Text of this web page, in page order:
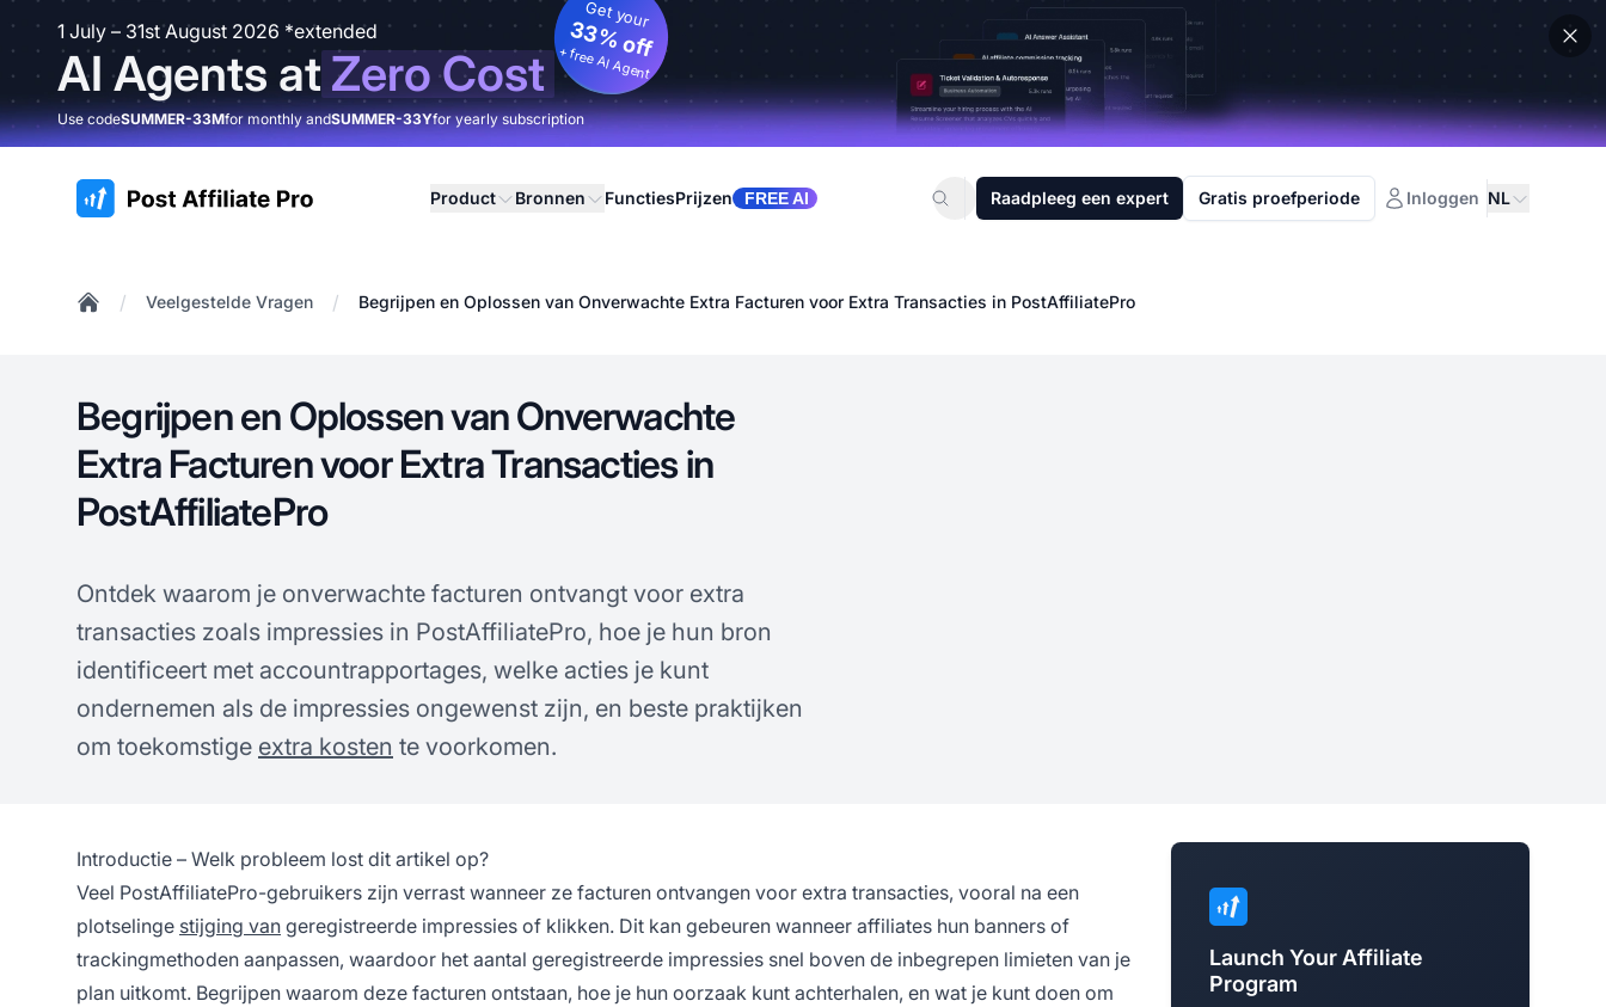
1 July – 31st August 2026 *extended
AI Agents atZero Cost
Get your
33% off
+ free AI Agent
Use codeSUMMER-33Mfor monthly andSUMMER-33Yfor yearly subscription
:site.title Product Bronnen FunctiesPrijzen FREE AI Raadpleeg een expert Gratis proefperiode Inloggen NL
/ Veelgestelde Vragen / Begrijpen en Oplossen van Onverwachte Extra Facturen voor Extra Transacties in PostAffiliatePro
Begrijpen en Oplossen van Onverwachte
Extra Facturen voor Extra Transacties in
PostAffiliatePro
Ontdek waarom je onverwachte facturen ontvangt voor extra
transacties zoals impressies in PostAffiliatePro, hoe je hun bron
identificeert met accountrapportages, welke acties je kunt
ondernemen als de impressies ongewenst zijn, en beste praktijken
om toekomstige extra kosten te voorkomen.
Introductie – Welk probleem lost dit artikel op?
Veel PostAffiliatePro-gebruikers zijn verrast wanneer ze facturen ontvangen voor extra transacties, vooral na een
plotselinge stijging van geregistreerde impressies of klikken. Dit kan gebeuren wanneer affiliates hun banners of
trackingmethoden aanpassen, waardoor het aantal geregistreerde impressies snel boven de inbegrepen limieten van je
plan uitkomt. Begrijpen waarom deze facturen ontstaan, hoe je hun oorzaak kunt achterhalen, en wat je kunt doen om
Launch Your Affiliate
Program